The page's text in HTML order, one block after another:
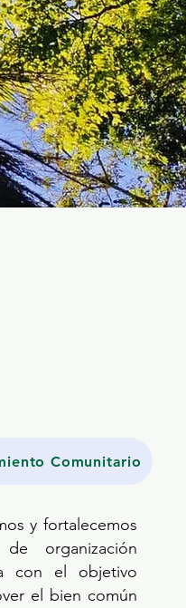
Comunitario
y fortalecemos
de organización
con el objetivo
el bien común